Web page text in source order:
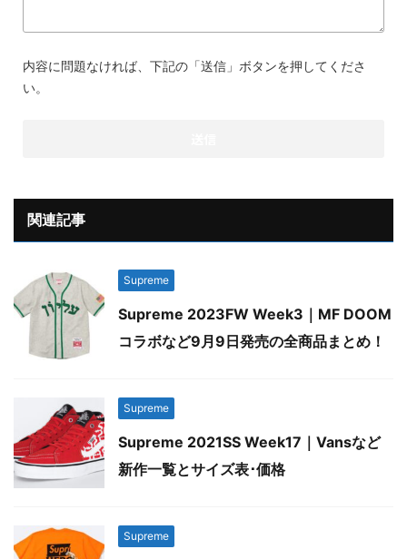
内容に問題なければ、下記の「送信」ボタンを押してくださ
い。
関連記事
Supreme
Supreme 2023FW Week3｜MF DOOM
コラボなど9月9日発売の全商品まとめ！
Supreme
Supreme 2021SS Week17｜Vansなど
新作一覧とサイズ表･価格
Supreme